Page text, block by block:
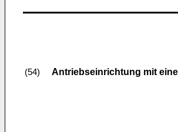
(54) Antriebseinrichtung mit